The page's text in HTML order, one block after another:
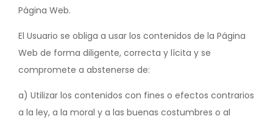
Página Web.
El Usuario se obliga a usar los contenidos de la Página
Web de forma diligente, correcta y lícita y se
compromete a abstenerse de:
a) Utilizar los contenidos con fines o efectos contrarios
a la ley, a la moral y a las buenas costumbres o al